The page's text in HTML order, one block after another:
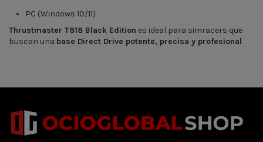
PC (Windows 10/11)
Thrustmaster T818 Black Edition es ideal para simracers que
buscan una base Direct Drive potente, precisa y profesional.